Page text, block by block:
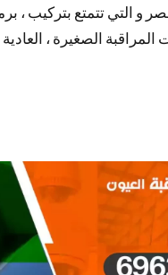
تعليقات
و التي تتمتع بتركيب ،
الصغيرة ، العادية